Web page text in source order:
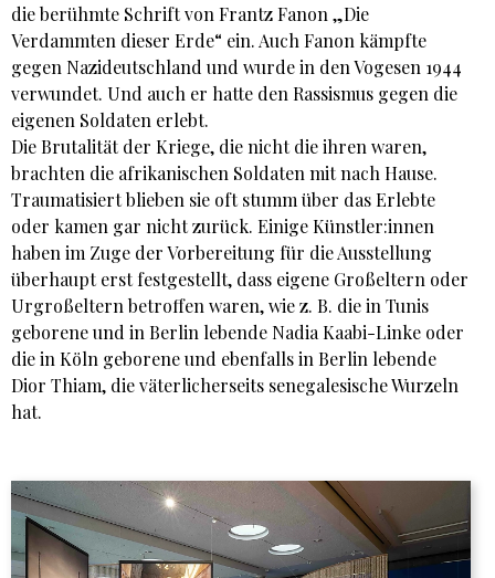
die berühmte Schrift von Frantz Fanon „Die
Verdammten dieser Erde“ ein. Auch Fanon kämpfte
gegen Nazideutschland und wurde in den Vogesen 1944
verwundet. Und auch er hatte den Rassismus gegen die
eigenen Soldaten erlebt.
Die Brutalität der Kriege, die nicht die ihren waren,
brachten die afrikanischen Soldaten mit nach Hause.
Traumatisiert blieben sie oft stumm über das Erlebte
oder kamen gar nicht zurück. Einige Künstler:innen
haben im Zuge der Vorbereitung für die Ausstellung
überhaupt erst festgestellt, dass eigene Großeltern oder
Urgroßeltern betroffen waren, wie z. B. die in Tunis
geborene und in Berlin lebende Nadia Kaabi-Linke oder
die in Köln geborene und ebenfalls in Berlin lebende
Dior Thiam, die väterlicherseits senegalesische Wurzeln
hat.